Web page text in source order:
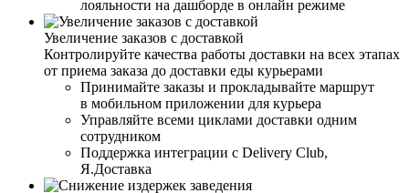
лояльности на дашборде в онлайн режиме
Увеличение заказов с доставкой
Контролируйте качества работы доставки на всех этапах
от приема заказа до доставки еды курьерами
Принимайте заказы и прокладывайте маршрут
в мобильном приложении для курьера
Управляйте всеми циклами доставки одним
сотрудником
Поддержка интеграции с Delivery Club,
Я.Доставка